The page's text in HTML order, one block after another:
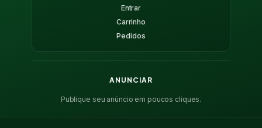
Entrar
Carrinho
Pedidos
ANUNCIAR
Publique seu anúncio em poucos cliques.